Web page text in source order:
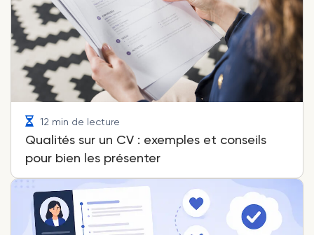
12 min de lecture
Qualités sur un CV : exemples et conseils
pour bien les présenter